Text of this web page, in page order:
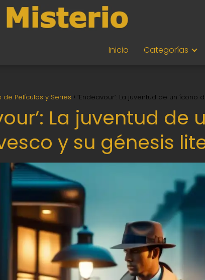
Inicio Categorías
de Películas y Series ‘Endeavour’: La juventud de un
La juventud de
y su génesis